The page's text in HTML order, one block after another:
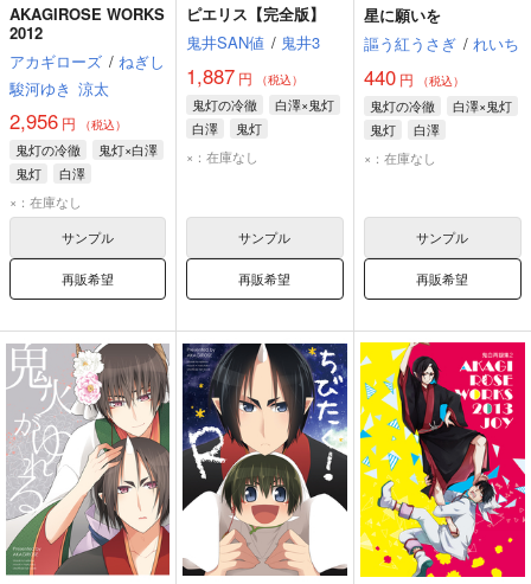
AKAGIROSE WORKS
2012
アカギローズ / ねぎし
駿河ゆき 涼太
2,956 円 （税込）
鬼灯の冷徹
鬼灯×白澤
鬼灯
白澤
×：在庫なし
サンプル
再販希望
ピエリス【完全版】
鬼井SAN値 / 鬼井3
1,887 円 （税込）
鬼灯の冷徹
白澤×鬼灯
白澤
鬼灯
×：在庫なし
サンプル
再販希望
星に願いを
謳う紅うさぎ / れいち
440円 （税込）
鬼灯の冷徹
白澤×鬼灯
鬼灯
白澤
×：在庫なし
サンプル
再販希望